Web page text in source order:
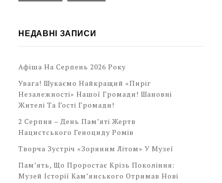
НЕДАВНІ ЗАПИСИ
Афіша На Серпень 2026 Року
Увага! Шукаємо Найкращий «Пиріг
Незалежності» Нашої Громади! Шановні
Жителі Та Гості Громади!
2 Серпня – День Пам’яті Жертв
Нацистського Геноциду Ромів
Творча Зустріч «Зоряним Літом» У Музеї
Пам’ять, Що Проростає Крізь Покоління:
Музей Історії Кам’янського Отримав Нові